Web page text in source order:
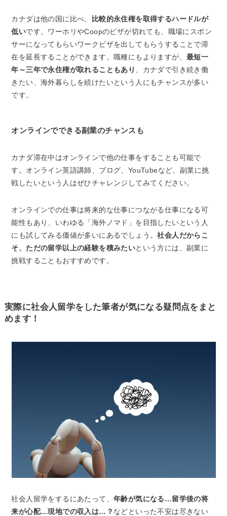
カナダは他の国に比べ、
比較的永住権を取得するハードルが
低いです。ワーホリやCoopのビザが切れても、職場にスポン
サーになってもらいワークビザを出してもらうすることで滞
在を延長することができます。職種にもよりますが、最短一
年～三年で永住権が取れることもあり
、カナダで引き続き働
きたい、海外暮らしを続けたいという人にもチャンスが多い
です。
オンラインでできる副業のチャンスも
カナダ滞在中はオンラインで他の仕事をすることも可能で
す。オンライン英語講師、ブログ、YouTubeなど、副業に挑
戦したいという人はぜひチャレンジしてみてください。
オンラインでの仕事は将来的な仕事につながる仕事になる可
能性もあり、いわゆる「海外ノマド」を目指したいという人
にも試してみる価値が多いにあるでしょう。社会人だからこ
そ、ただの留学以上の経験を積みたいという方には、副業に
挑戦することもおすすめです。
実際に社会人留学をした筆者が気になる疑問点をまと
めます！
社会人留学をするにあたって、年齢が気になる…留学後の将
来が心配…現地での収入は…？ などといった不安は尽きない